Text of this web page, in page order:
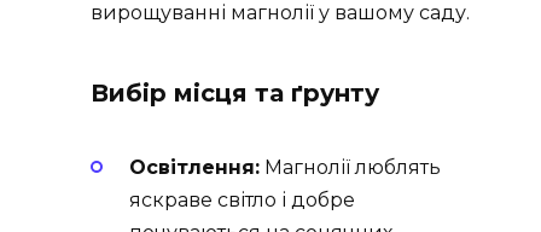
вирощуванні магнолії у вашому саду.
Вибір місця та ґрунту
Освітлення: Магнолії люблять
яскраве світло і добре